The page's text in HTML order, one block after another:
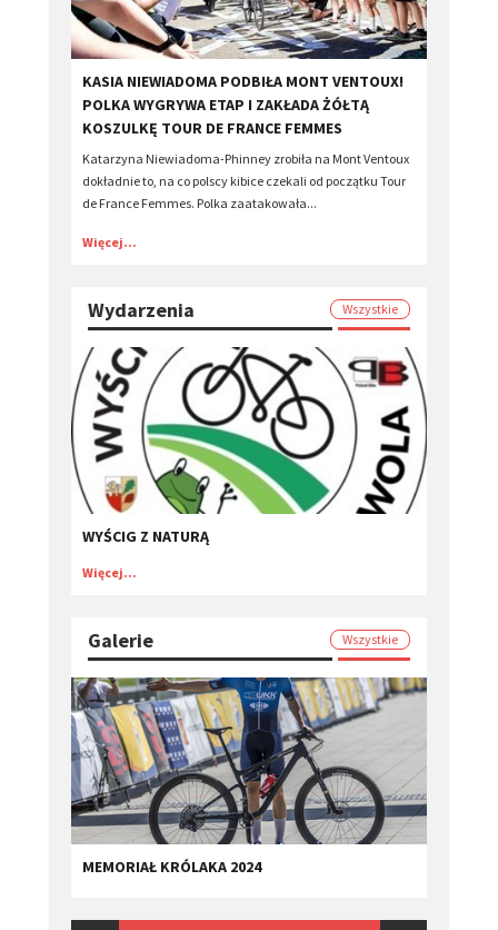
KASIA NIEWIADOMA PODBIŁA MONT VENTOUX!
POLKA WYGRYWA ETAP I ZAKŁADA ŻÓŁTĄ
KOSZULKĘ TOUR DE FRANCE FEMMES
Katarzyna Niewiadoma-Phinney zrobiła na Mont Ventoux
dokładnie to, na co polscy kibice czekali od początku Tour
de France Femmes. Polka zaatakowała...
Więcej...
Wydarzenia Wszystkie
WYŚCIG Z NATURĄ
Więcej...
Galerie Wszystkie
MEMORIAŁ KRÓLAKA 2024